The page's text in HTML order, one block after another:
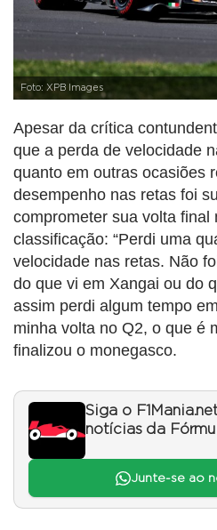
Foto: XPB Images
Apesar da crítica
que a perda de velocidade
quanto em outras ocasiões
desempenho nas retas foi
comprometer sua volta final
classificação: “Perdi uma
velocidade nas retas. Não
do que vi em Xangai ou do
assim perdi algum tempo
minha volta no Q2, o que é
finalizou o monegasco.
Siga o
notícias da
Junte-se ao